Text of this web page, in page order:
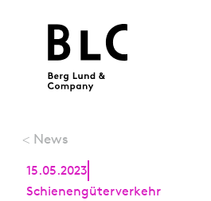
< News
15.05.2023
Schienengüterverkehr